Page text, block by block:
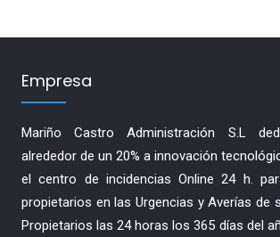
Empresa
Mariño Castro Administración S.L
alrededor de un 20% a innovación
el centro de incidencias Online 24 h.
propietarios en las Urgencias y Averías de
Propietarios las 24 horas los 365 días del